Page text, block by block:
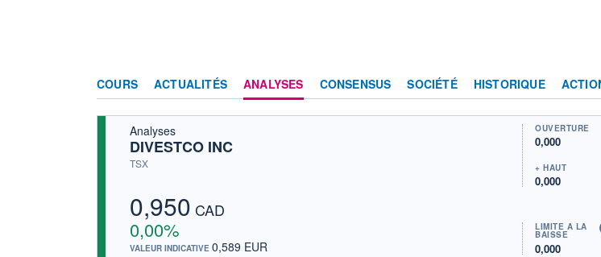
COURS ACTUALITÉS ANALYSES CONSENSUS SOCIÉTÉ HISTORIQUE
Analyses
DIVESTCO INC
TSX
0,950 CAD
0,00%
VALEUR INDICATIVE 0,589 EUR
OUVERTURE
0,000
+ HAUT
0,000
LIMITE À LA
BAISSE
0,000